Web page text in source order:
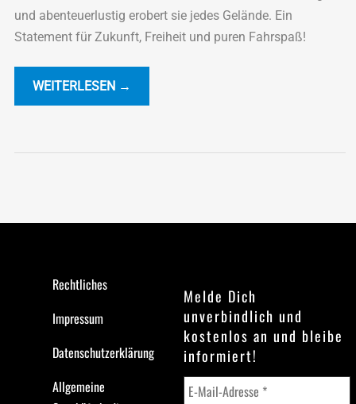
und abenteuerlustig erobert sie jedes Gelände. Ein
Statement für Zukunft, Freiheit und puren Fahrspaß!
WEITERLESEN →
Rechtliches
Impressum
Datenschutzerklärung
Allgemeine
Melde Dich
unverbindlich und
kostenlos an und bleibe
informiert!